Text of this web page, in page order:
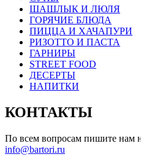
ШАШЛЫК И ЛЮЛЯ
ГОРЯЧИЕ БЛЮДА
ПИЦЦА И ХАЧАПУРИ
РИЗОТТО И ПАСТА
ГАРНИРЫ
STREET FOOD
ДЕСЕРТЫ
НАПИТКИ
КОНТАКТЫ
По всем вопросам пишите нам
info@bartori.ru